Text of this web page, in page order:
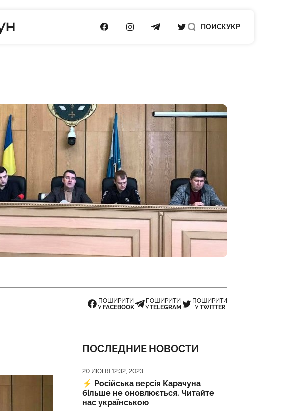
ПОСИЛАННЯ НА FACEBOOK
ПОСИЛАННЯ НА INSTAGRAM
ПОСИЛАННЯ НА TELEGRAM
ПОСИЛАННЯ НА TWITTER
ПОИСКУКР
ПОШИРИТИ
У FACEBOOK
ПОШИРИТИ
УTELEGRAM
ПОШИРИТИ
УTWITTER
ПОСЛЕДНИЕ НОВОСТИ
Дата публикации
20 ИЮНЯ 12:32, 2023
⚡️ Російська версія Карачуна
більше не оновлюється. Читайте
нас українською